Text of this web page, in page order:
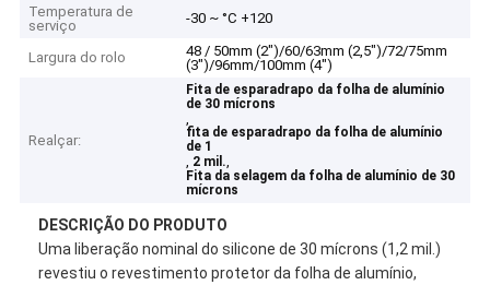
Temperatura de
serviço
-30 ~ °C +120
Largura do rolo
48 / 50mm (2")/60/63mm (2,5")/72/75mm
(3")/96mm/100mm (4")
Realçar:
Fita de esparadrapo da folha de alumínio
de 30 mícrons
,
fita de esparadrapo da folha de alumínio
de 1
, 2 mil.,
Fita da selagem da folha de alumínio de 30
mícrons
DESCRIÇÃO DO PRODUTO
Uma liberação nominal do silicone de 30 mícrons (1,2 mil.)
revestiu o revestimento protetor da folha de alumínio,